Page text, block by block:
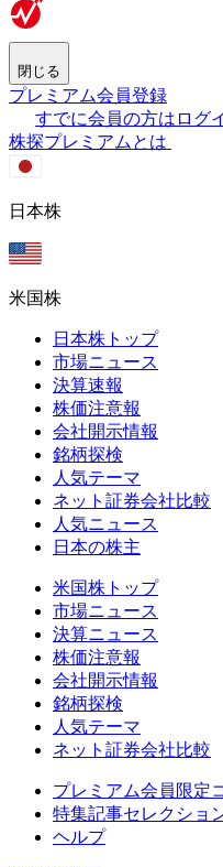
閉じる
プレミアム会員登録
すでに会員の方はログ
株探プレミアムとは
日本株
米国株
日本株トップ
市場ニュース
決算速報
株価注意報
会社開示情報
銘柄探検
人気テーマ
ネット証券会社比較
人気ニュース
日本の株主
米国株トップ
市場ニュース
決算ニュース
株価注意報
会社開示情報
銘柄探検
人気テーマ
ネット証券会社比較
プレミアム会員限定
特集記事セレクショ
ヘルプ